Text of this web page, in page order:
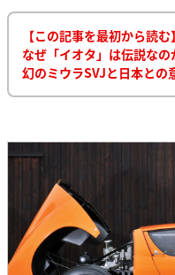
【この記事を最初から読む】
なぜ「イオタ」は伝説な
幻のミウラSVJと日本との